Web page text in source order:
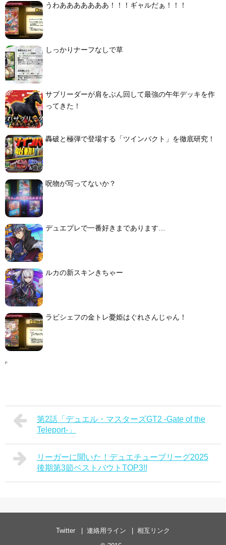
うわあああああああ！！！ギャルだぁ！！！
しっかりナーフなしで草
サブリーダーが肩をぶん回して最強の午年デッキを作
ってきた！
轟破と極弾で登場する「ツインパクト」を徹底研究！
呪物が写ってないか？
デュエプレで一番好きまであります…
ルカの新スキンきちゃー
ラビシェフの金トレ憂姫はぐれさんじゃん！
第2話「デュエル・マスターズGT2 -Gate of the
Teleport-」
リーガーに聞いた！デュエチューブリーグ2025
後期第3節ベストバウトTOP3!!
Twitter 連絡用ライン
相互リンク